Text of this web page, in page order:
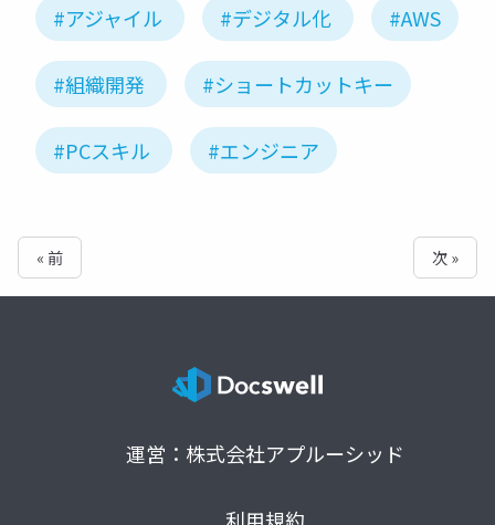
#アジャイル #デジタル化 #AWS
#組織開発 #ショートカットキー
#PCスキル #エンジニア
« 前 次 »
運営：株式会社アプルーシッド